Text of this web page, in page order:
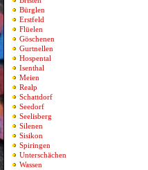
Bürglen
Erstfeld
Flüelen
Göschenen
Gurtnellen
Hospental
Isenthal
Meien
Realp
Schattdorf
Seedorf
Seelisberg
Silenen
Sisikon
Spiringen
Unterschächen
Wassen